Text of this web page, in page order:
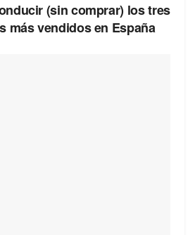
(sin comprar) los tres
más vendidos en España